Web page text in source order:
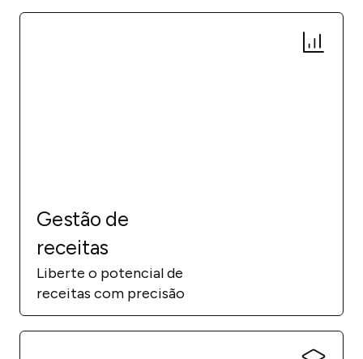
Gestão de
receitas
Liberte o potencial de
receitas com precisão